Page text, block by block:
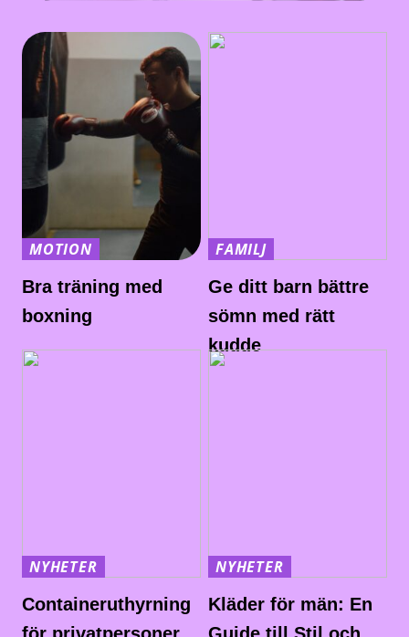
MOTION
Bra träning med
boxning
FAMILJ
Ge ditt barn bättre
sömn med rätt
kudde
NYHETER
Containeruthyrning
NYHETER
Kläder för män: En